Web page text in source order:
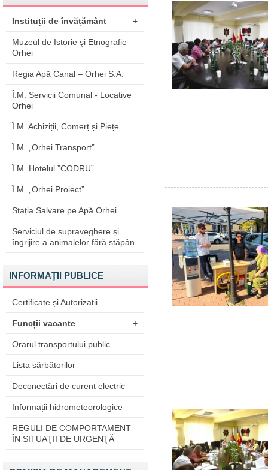
Instituții de învățământ +
Muzeul de Istorie şi Etnografie
Orhei
Regia Apă Canal – Orhei S.A.
Î.M. Servicii Comunal - Locative
Orhei
Î.M. Achiziții, Comerț și Piețe
Î.M. „Orhei Transport”
Î.M. Hotelul ”CODRU”
Î.M. „Orhei Proiect”
Stația Salvare pe Apă Orhei
Serviciul de supraveghere și
îngrijire a animalelor fără stăpân
INFORMAȚII PUBLICE
Certificate și Autorizații
Funcții vacante +
Orarul transportului public
Lista sărbătorilor
Deconectări de curent electric
Informații hidrometeorologice
REGULI DE COMPORTAMENT
ÎN SITUAŢII DE URGENŢĂ